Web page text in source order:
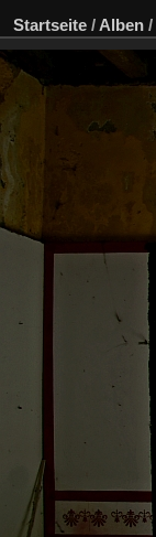
Startseite / Alben /